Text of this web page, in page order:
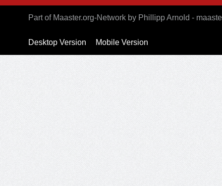
Part of Maaster.org-Network by Phillipp Arnold -
Desktop Version Mobile Version